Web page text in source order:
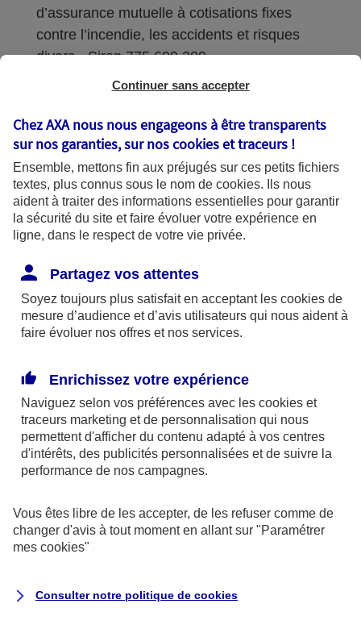
d’assurance mutuelle à cotisations fixes
contre l’incendie, les accidents et risques
divers - Siren 775 699 309
Sièges sociaux : 313 Terrasses de l’Arche –
Coordonnées de l'Autorité de contrôle
prudentiel et de résolution (ACPR) : - 4
Place de Budapest - CS 92459 - 75436
Paris Cedex 09. Le détail des procédures de
recours et de réclamation et les
disponibles sur le site axa.fr.
AXA France IARD et AXA France Vie sont
mandataires exclusifs en opérations de
246 et n°13 005 764 (consultable
surwww.orias.fr)
AXA Assistance France Assurances,
S.A au capital de 51 429 430,40 €,
Siège social :
8-10, rue Paul Vaillant Couturier
Continuer sans accepter
Chez AXA nous nous engageons à être transparents
sur nos garanties, sur noscookies et traceurs !
Ensemble, mettons fin aux préjugés sur ces petits fichiers
textes, plus connus sous le nom de cookies. Ils nous
aident à traiter des informations essentielles pour garantir
la sécurité du site et faire évoluer votre expérience en
ligne, dans le respect de votre vie privée.
Partagez vos attentes
Soyez toujours plus satisfait en acceptant les cookies de
mesure d’audience et d’avis utilisateurs qui nous aident à
faire évoluer nos offres et nos services.
Enrichissez votre expérience
Naviguez selon vos préférences avec les cookies et
traceurs marketing et de personnalisation qui nous
permettent d'afficher du contenu adapté à vos centres
d'intérêts, des publicités personnalisées et de suivre la
performance de nos campagnes.
Vous êtes libre de les accepter, de les refuser comme de
changer d'avis à tout moment en allant sur "Paramétrer
mes cookies"
Consulter notre politique de cookies